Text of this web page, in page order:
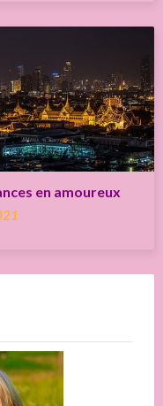
en amoureux